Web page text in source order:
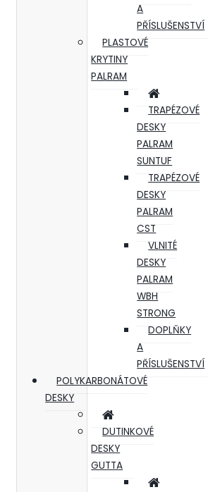
A
PŘÍSLUŠENSTVÍ
PLASTOVÉ
KRYTINY
PALRAM
TRAPÉZOVÉ
DESKY
PALRAM
SUNTUF
TRAPÉZOVÉ
DESKY
PALRAM
CST
VLNITÉ
DESKY
PALRAM
WBH
STRONG
DOPLŇKY
A
PŘÍSLUŠENSTVÍ
POLYKARBONÁTOVÉ
DESKY
DUTINKOVÉ
DESKY
GUTTA